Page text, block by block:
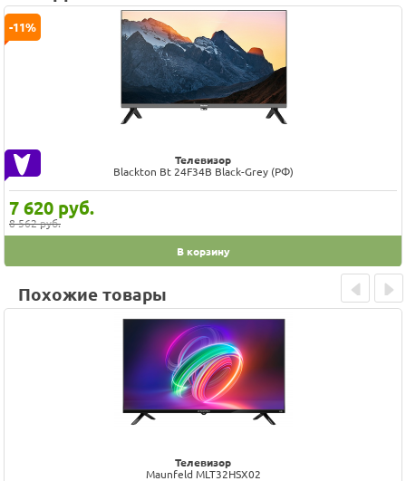
Телевизор
Blackton Bt 24F34B Black-Grey (РФ)
7 620 руб.
8 562 руб.
-11%
В корзину
Prev Next
Похожие товары
Телевизор
Maunfeld MLT32HSX02
Prev Next